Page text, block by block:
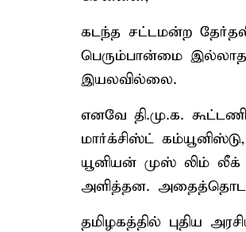
கடந்த சட்டமன்ற
பெரும்பான்மை
இயலவில்லை.
எனவே தி.மு.க.
மார்க்சிஸ்ட்
யூனியன் முஸ் லிம் லீக்
அளித்தன.
தமிழகத்தில் புதிய